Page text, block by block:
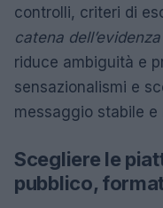
controlli, criteri di
catena dell’evidenza
riduce ambiguità e
sensazionalismi e
messaggio stabile
Scegliere le
pubblico,